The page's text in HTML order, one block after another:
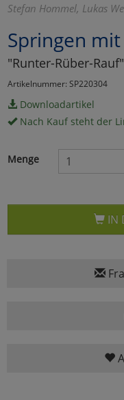
Stefan Hommel, Lukas
Springen
"Runter-Rüber-Rauf"
Artikelnummer: SP220304
Downloadartikel
Nach Kauf steht der
Menge
IN
Umfragetools